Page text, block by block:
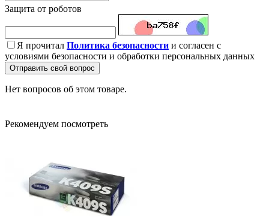
Защита от роботов
Я прочитал Политика безопасности и согласен с
условиями безопасности и обработки персональных данных
Отправить свой вопрос
Нет вопросов об этом товаре.
Рекомендуем посмотреть